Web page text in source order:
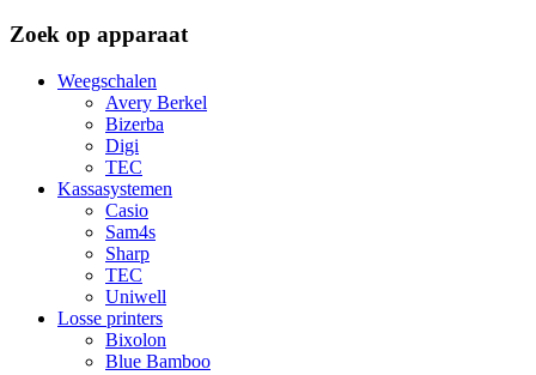
Zoek op apparaat
Weegschalen
Avery Berkel
Bizerba
Digi
TEC
Kassasystemen
Casio
Sam4s
Sharp
TEC
Uniwell
Losse printers
Bixolon
Blue Bamboo